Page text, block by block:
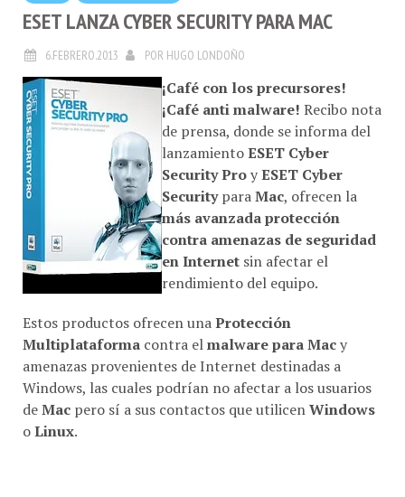
ESET LANZA CYBER SECURITY PARA MAC
6.FEBRERO.2013 POR HUGO LONDOÑO
¡Café con los precursores!
¡Café anti malware! Recibo nota
de prensa, donde se informa del
lanzamientoESET Cyber
Security ProyESET Cyber
Securitypara Mac , ofrecen la
más avanzada protección
contra amenazas de seguridad
en Internet sin afectar el
rendimiento del equipo.
Estos productos ofrecen una Protección
Multiplataforma contra el malware para Macy
amenazas provenientes de Internet destinadas a
Windows, las cuales podrían no afectar a los usuarios
deMac pero sí a sus contactos que utilicen Windows
oLinux